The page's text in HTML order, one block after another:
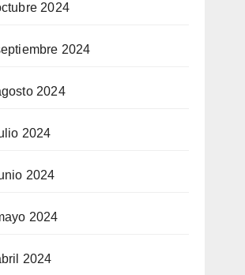
2024
2024
2024
2024
2024
2024
2024